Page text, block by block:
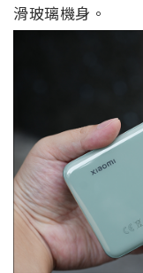
滑玻璃機身。